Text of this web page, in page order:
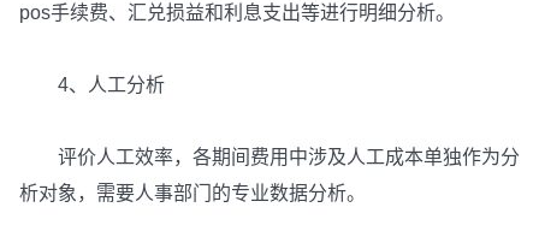
pos手续费、汇兑损益和利息支出等进行明细分析。
4、人工分析
评价人工效率，各期间费用中涉及人工成本单独作为分
析对象，需要人事部门的专业数据分析。